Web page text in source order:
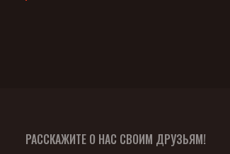
РАССКАЖИТЕ О НАС СВОИМ ДРУЗЬЯМ!